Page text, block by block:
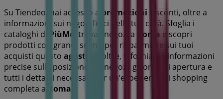
Su Tiendeo, hai accesso a promozioni e sconti, oltre a
informazioni sui negozi fisici nella tua città. Sfoglia i
cataloghi di
PiùMe , trova i negozi a Roma e scopri
prodotti con grandi sconti per risparmiare sui tuoi
acquisti questo agosto
. Inoltre, ti forniamo informazioni
precise sulla posizione dei negozi, gli orari di apertura e
tutti i dettagli necessari per un’esperienza di shopping
completa a
Roma